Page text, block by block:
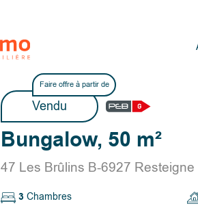
Faire offre à partir de
Vendu
Bungalow, 50 m²
47 Les Brûlins B-6927 Resteigne
3 Chambres